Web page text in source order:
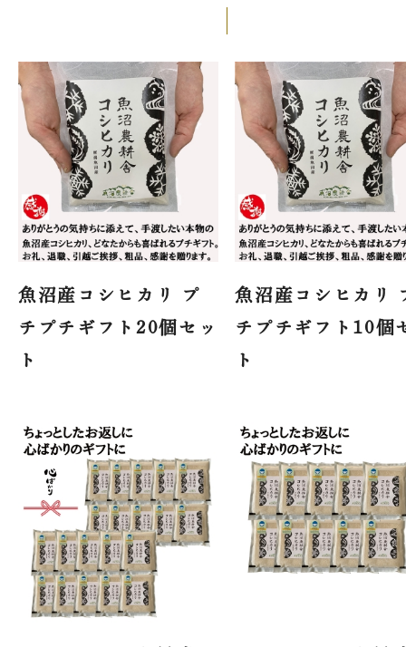
トップ
魚沼産コシヒカリ プ
チプチギフト20個セッ
ト
魚沼産コシヒカリ
チプチギフト10個
ト